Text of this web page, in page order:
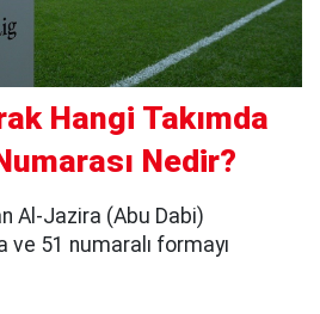
Hangi Takımda
Nedir?
Al-Jazira (Abu Dabi)
ve 51 numaralı formayı